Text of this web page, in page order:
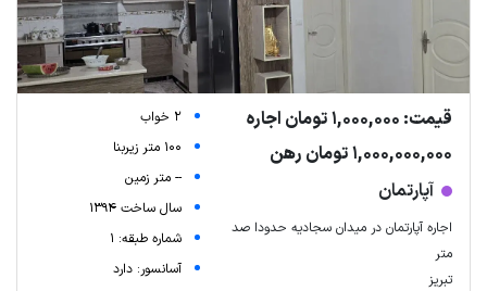
قیمت: 1,000,000 تومان اجاره
1,000,000,000 تومان رهن
آپارتمان
اجاره آپارتمان در میدان سجادیه حدودا صد
متر
تبریز
2 خواب
100 متر زیربنا
-- متر زمین
سال ساخت 1394
شماره طبقه: 1
آسانسور: دارد